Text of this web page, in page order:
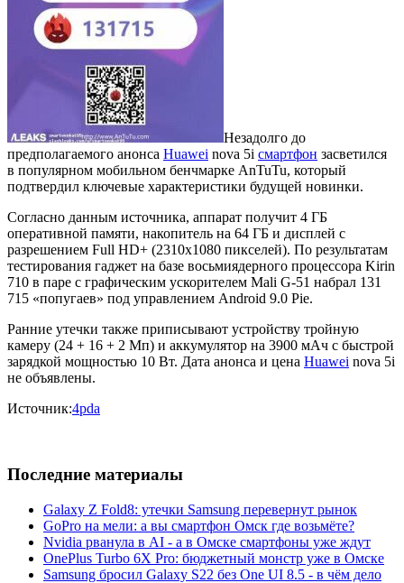
Незадолго до
предполагаемого анонса Huawei nova 5i смартфон засветился
в популярном мобильном бенчмарке AnTuTu, который
подтвердил ключевые характеристики будущей новинки.
Согласно данным источника, аппарат получит 4 ГБ
оперативной памяти, накопитель на 64 ГБ и дисплей с
разрешением Full HD+ (2310x1080 пикселей). По результатам
тестирования гаджет на базе восьмиядерного процессора Kirin
710 в паре с графическим ускорителем Mali G-51 набрал 131
715 «попугаев» под управлением Android 9.0 Pie.
Ранние утечки также приписывают устройству тройную
камеру (24 + 16 + 2 Мп) и аккумулятор на 3900 мАч с быстрой
зарядкой мощностью 10 Вт. Дата анонса и цена Huawei nova 5i
не объявлены.
Источник:4pda
Последние материалы
Galaxy Z Fold8: утечки Samsung перевернут рынок
GoPro на мели: а вы смартфон Омск где возьмёте?
Nvidia рванула в AI - а в Омске смартфоны уже ждут
OnePlus Turbo 6X Pro: бюджетный монстр уже в Омске
Samsung бросил Galaxy S22 без One UI 8.5 - в чём дело